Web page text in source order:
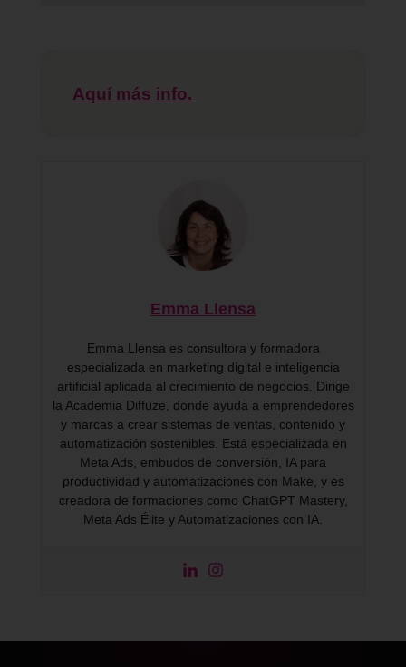
Aquí más info.
Emma Llensa
Emma Llensa es consultora y formadora
especializada en marketing digital e inteligencia
artificial aplicada al crecimiento de negocios. Dirige
la Academia Diffuze, donde ayuda a emprendedores
y marcas a crear sistemas de ventas, contenido y
automatización sostenibles. Está especializada en
Meta Ads, embudos de conversión, IA para
productividad y automatizaciones con Make, y es
creadora de formaciones como ChatGPT Mastery,
Meta Ads Élite y Automatizaciones con IA.